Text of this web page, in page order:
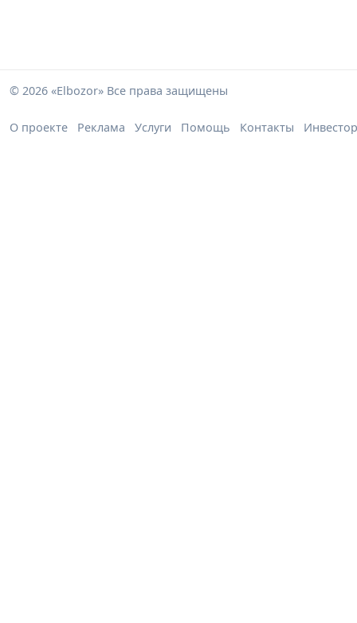
© 2026 «Elbozor» Все права защищены
О проекте Реклама Услуги Помощь Контакты